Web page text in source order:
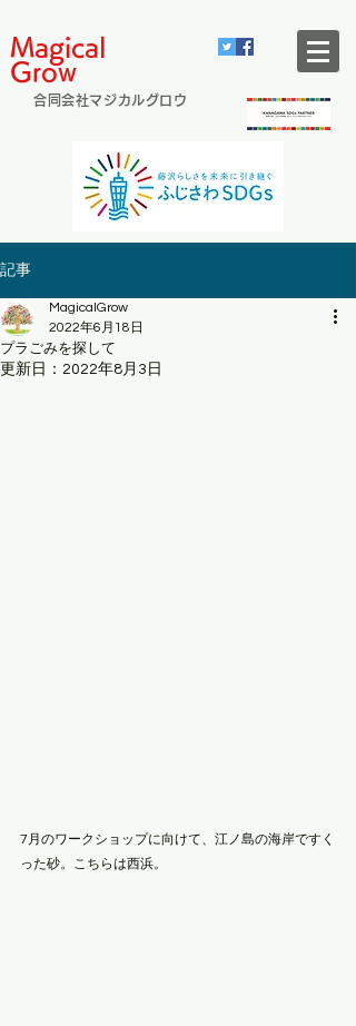
Magical
Grow
合同会社マジカルグロウ
記事
プラごみを探して
MagicalGrow
2022年6月18日
更新日： 2022年8月3日
7月のワークショップに向けて、江ノ島の海岸ですく
った砂。こちらは西浜。